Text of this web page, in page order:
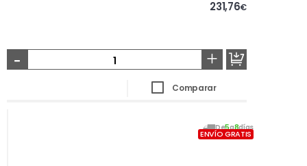
231,76€
- +
Comparar
De5a8días
ENVÍO GRATIS